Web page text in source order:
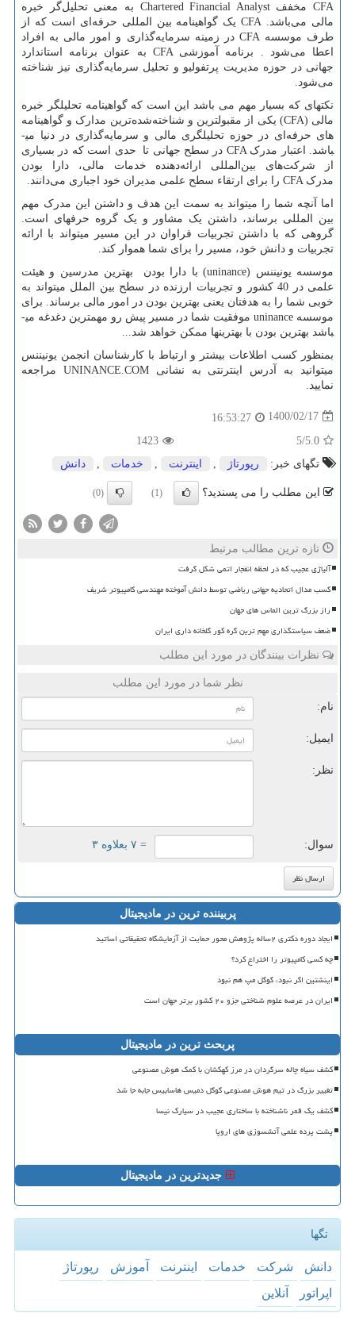
CFA مخففChartered Financial Analyst به معنی تحلیل‌گر خبره
مالی می‌باشد. CFAیک گواهینامه بین المللی حرفه‌ا‌‌ی است که از
طرف موسسهCFA در زمینه سرمایه‌گذاری و امور مالی به افراد
اعطا می‌شود . برنامه آموزشی CFA به عنوان برنامه استاندارد
جهانی در حوزه مدیریت پرتفولیو و تحلیل سرمایه‌گذاری نیز شناخته
می‌شود.
نکته­ای که بسیار مهم می باشد این است که گواهینامه تحلیلگر خبره
مالی (CFA) یکی از مقبولترین و شناخته‌شده‌ترین مدارک و گواهینامه
های حرفه‌ای در حوزه تحلیل­گری مالی و سرمایه‌گذاری در دنیا می­
باشد. اعتبار مدرک CFA در سطح جهانی تا حدی است که در بسیاری
از شرکت‌های بین‌المللی ارائه‌دهنده خدمات مالی، دارا بودن
مدرک CFA را برای ارتقاء سطح علمی مدیران خود اجباری می‌دانند.
اما آنچه شما را می­تواند به سمت این هدف و داشتن این مدرک مهم
بین المللی برساند، داشتن یک مشاور و یک گروه حرفه­ای است.
گروهی که با داشتن تجربیات فراوان در این مسیر می­تواند با ارائه
تجربیات و دانش خود، مسیر را برای شما هموار کند.
موسسه یونیننس (uninance) با دارا بودن بهترین مدرسین و هیئت
علمی در 40 کشور و تجربیات ارزنده در سطح بین الملل می­تواند به
خوبی شما را به هدفتان یعنی بهترین بودن در امور مالی برساند. برای
موسسه uninanceموفقیت شما در مسیر پیش رو مهم­ترین دغدغه می­
باشد بهترین بودن با بهترین­ها ممکن خواهد شد...
بمنظور کسب اطلاعات بیشتر و ارتباط با کارشناسان انجمن یونیننس
میتوانید به آدرس اینترنتی به نشانیUNINANCE.COM مراجعه
نمایید.
1400/02/17
16:53:27
5.0
/5
1423
تگهای خبر:
رپورتاژ اینترنت خدمات دانش
این مطلب را می پسندید؟ (1)
(0)
تازه ترین مطالب مرتبط
آلیاژی عجیب که در لحظه انفجار اتمی شکل گرفت
کسب مدال اتحادیه جهانی ریاضی توسط دانش آموخته مهندسی کامپیوتر شریف
راز بزرگ ترین الماس های جهان
ضعف سیاستگذاری مهم ترین گره کور گلخانه داری ایران
نظرات بینندگان در مورد این مطلب
نظر شما در مورد این مطلب
نام:
ایمیل:
نظر:
سوال: = ۷ بعلاوه ۳
پربیننده ترین در مادیجیتال
ایجاد دوره دکتری ۲ساله پژوهش محور حمایت از آزمایشگاه تحقیقاتی اساتید
چه کسی کامپیوتر را اختراع کرد؟
اینشتین اگر نبود، گوگل مپ هم نبود
ایران در عرصه علوم شناختی جزو ۲۰ کشور برتر جهان است
پربحث ترین در مادیجیتال
کشف سیاه چاله سرگردان در مرز کهکشان با کمک هوش مصنوعی
تغییر بزرگ در تیم هوش مصنوعی گوگل دمیس هاسابیس جابه جا شد
کشف یک قمر ناشناخته با ساختاری عجیب در سیارک نیسا
پشت پرده علمی آتشسوزی های اروپا
جدیدترین در مادیجیتال
تگها
دانش شركت خدمات اینترنت آموزش
رپورتاژ
اپراتور
آنلاین